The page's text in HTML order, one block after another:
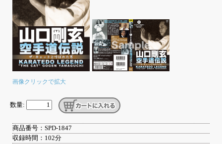
画像クリックで拡大
数量:
商品番号：SPD-1847
収録時間：102分